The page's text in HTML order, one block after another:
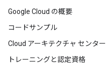
Google Cloud の概要
コードサンプル
Cloud アーキテクチャ センター
トレーニングと認定資格